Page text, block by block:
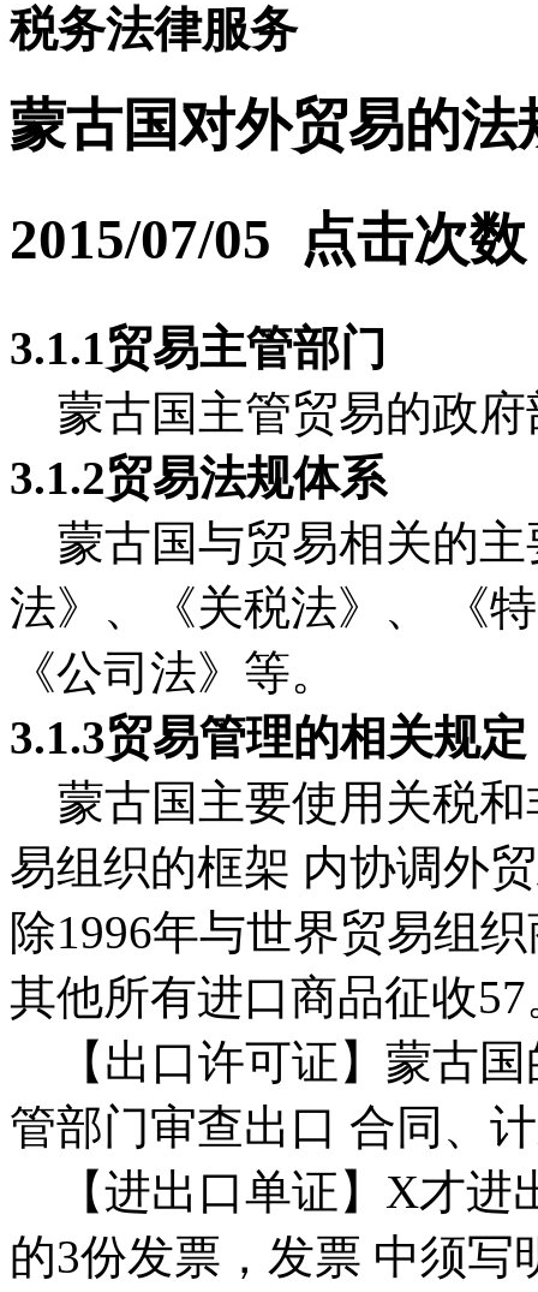
税务法律服务
蒙古国对外贸易的
2015/07/05 点击次
3.1.1贸易主管部门
蒙古国主管贸易的政府
3.1.2贸易法规体系
蒙古国与贸易相关的主
法》、《关税法》、 《
《公司法》等。
3.1.3贸易管理的相关规定
蒙古国主要使用关税和
易组织的框架 内协调外
除1996年与世界贸易组
其他所有进口商品征收
【出口许可证】蒙古国
管部门审查出口 合同、
【进出口单证】X才进
的3份发票，发票 中须